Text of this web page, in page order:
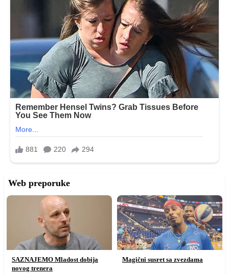
Web preporuke
SAZNAJEMO Mladost dobija
novog trenera
Magični susret sa zvezdama